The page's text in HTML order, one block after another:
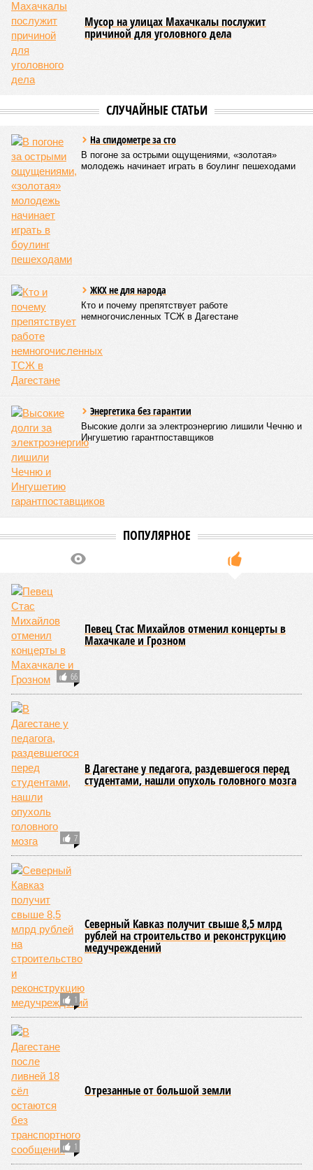
Мусор на улицах Махачкалы послужит
причиной для уголовного дела
СЛУЧАЙНЫЕ СТАТЬИ
На спидометре за сто
В погоне за острыми ощущениями, «золотая»
молодежь начинает играть в боулинг пешеходами
ЖКХ не для народа
Кто и почему препятствует работе
немногочисленных ТСЖ в Дагестане
Энергетика без гарантии
Высокие долги за электроэнергию лишили Чечню и
Ингушетию гарантпоставщиков
ПОПУЛЯРНОЕ
66
Певец Стас Михайлов отменил концерты в
Махачкале и Грозном
7
В Дагестане у педагога, раздевшегося перед
студентами, нашли опухоль головного мозга
1
Северный Кавказ получит свыше 8,5 млрд
рублей на строительство и реконструкцию
медучреждений
1
Отрезанные от большой земли